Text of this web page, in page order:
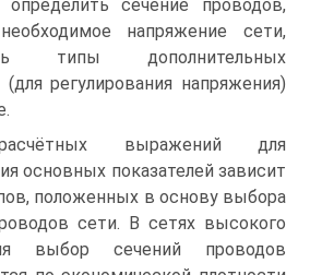
определить сечение проводов,
напряжение сети,
типы дополнительных
(для регулирования напряжения)
выражений для
основных показателей зависит
положенных в основу выбора
сети. В сетях высокого
выбор сечений проводов